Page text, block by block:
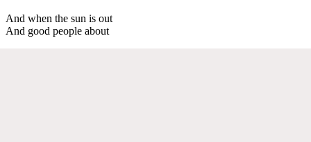
And when the sun is out
And good people about